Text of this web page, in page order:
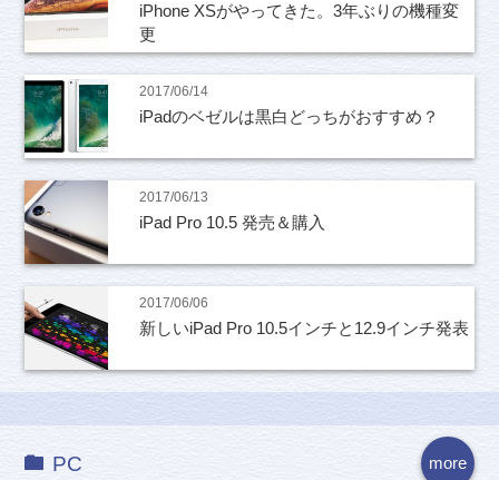
iPhone XSがやってきた。3年ぶりの機種変
更
2017/06/14
iPadのベゼルは黒白どっちがおすすめ？
2017/06/13
iPad Pro 10.5 発売＆購入
2017/06/06
新しいiPad Pro 10.5インチと12.9インチ発表
more
PC